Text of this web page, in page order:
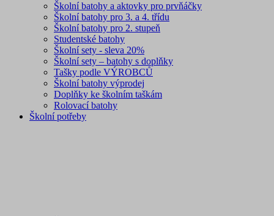
Školní batohy a aktovky pro prvňáčky
Školní batohy pro 3. a 4. třídu
Školní batohy pro 2. stupeň
Studentské batohy
Školní sety - sleva 20%
Školní sety – batohy s doplňky
Tašky podle VÝROBCŮ
Školní batohy výprodej
Doplňky ke školním taškám
Rolovací batohy
Školní potřeby